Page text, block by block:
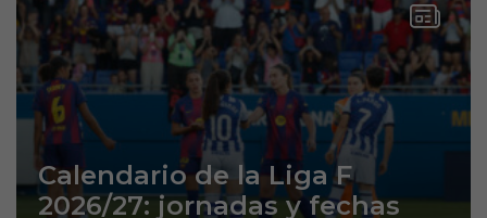
Calendario de la Liga F
2026/27: jornadas y fechas